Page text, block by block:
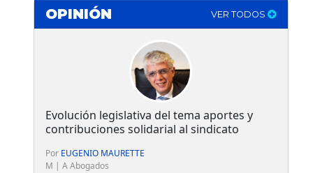
OPINIÓN VER TODOS
Evolución legislativa del tema aportes y
contribuciones solidarial al sindicato
Por EUGENIO MAURETTE
M | A Abogados